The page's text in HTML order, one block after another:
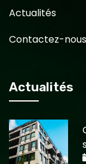
Actualités
Contactez-nous
Actualités